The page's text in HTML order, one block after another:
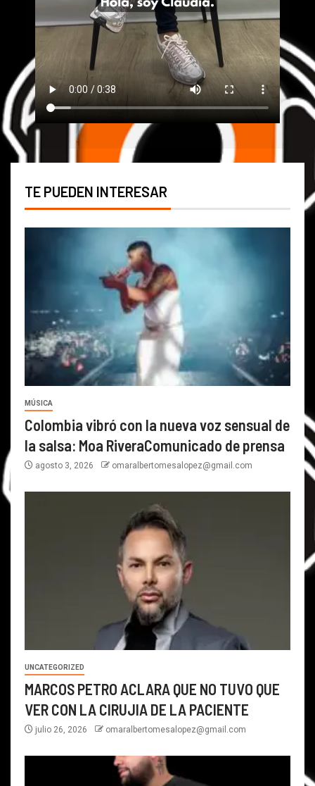
TE PUEDEN INTERESAR
MÚSICA
Colombia vibró con la nueva voz sensual de
la salsa: Moa RiveraComunicado de prensa
agosto 3, 2026 omaralbertomesalopez@gmail.com
UNCATEGORIZED
MARCOS PETRO ACLARA QUE NO TUVO QUE
VER CON LA CIRUJIA DE LA PACIENTE
julio 26, 2026 omaralbertomesalopez@gmail.com